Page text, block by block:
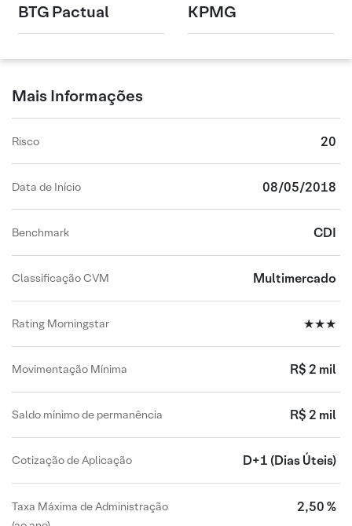
BTG Pactual KPMG
Mais Informações
Risco 20
Data de Início 08/05/2018
Benchmark CDI
Classificação CVM Multimercado
Rating Morningstar ★★★
Movimentação Mínima R$ 2 mil
Saldo mínimo de permanência R$ 2 mil
Cotização de Aplicação D+1 (Dias Úteis)
Taxa Máxima de Administração
2,50 %